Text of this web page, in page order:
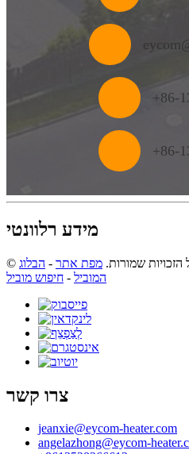
+86-
+86-
מידע רלוונטי
מפת אתר - הבלוג
המוביל - חיפוש מוביל
צרו קשר
jeanxie@eycom-heater.com
angelazhong@eycom-